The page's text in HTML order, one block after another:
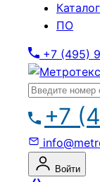
Каталог
ПО
+7 (495)
+7
Войти